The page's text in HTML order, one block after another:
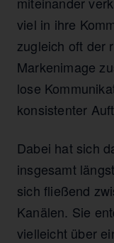
viel in ihre
zugleich oft der
Markenimage
lose
konsistenter
Dabei hat sich
insgesamt
sich fließend
Kanälen. Sie
vielleicht über